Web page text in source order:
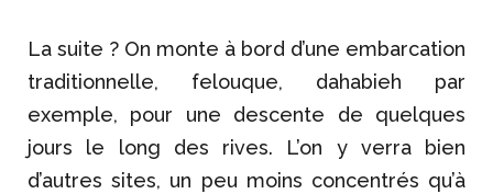
La suite ? On monte à bord d’une embarcation
traditionnelle, felouque, dahabieh par
exemple, pour une descente de quelques
jours le long des rives. L’on y verra bien
d’autres sites, un peu moins concentrés qu’à